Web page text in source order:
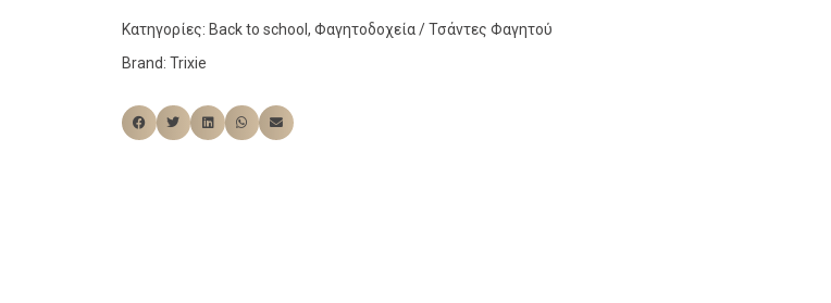
Κατηγορίες: Back to school , Φαγητοδοχεία / Τσάντες Φαγητού
Brand: Trixie